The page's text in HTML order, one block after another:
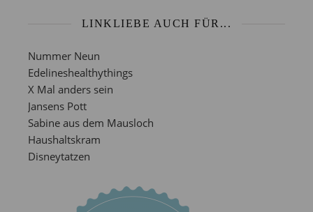
LINKLIEBE AUCH FÜR...
Nummer Neun
Edelineshealthythings
X Mal anders sein
Jansens Pott
Sabine aus dem Mausloch
Haushaltskram
Disneytatzen